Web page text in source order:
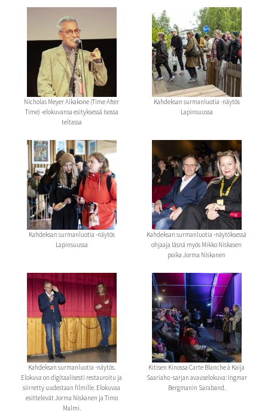
Nicholas Meyer Aikakone (Time After
Time) -elokuvansa esityksessä Isossa
teltassa
Kahdeksan surmanluotia -näytös
Lapinsuussa
Kahdeksan surmanluotia -näytös
Lapinsuussa
Kahdeksan surmanluotia -näytöksessä
ohjaaja läsnä myös Mikko Niskasen
poika Jorma Niskanen
Kahdeksan surmanluotia -näytös.
Elokuva on digitaalisesti restauroitu ja
siirretty uudestaan filmille. Elokuvaa
esittelevät Jorma Niskanen ja Timo
Malmi.
Kitisen Kinossa Carte Blanche à Kaija
Saariaho -sarjan avauselokuva: Ingmar
Bergmanin Saraband.